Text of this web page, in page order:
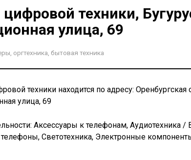
техники,
улица, 69
оргтехника, бытовая техника
техники находится по адресу: Оренбургская
улица, 69
Аксессуары к телефонам, Аудиотехника /
Светотехника, Электронные